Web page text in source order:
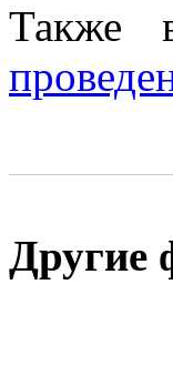
Также
Другие